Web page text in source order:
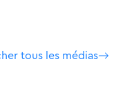
tous les médias